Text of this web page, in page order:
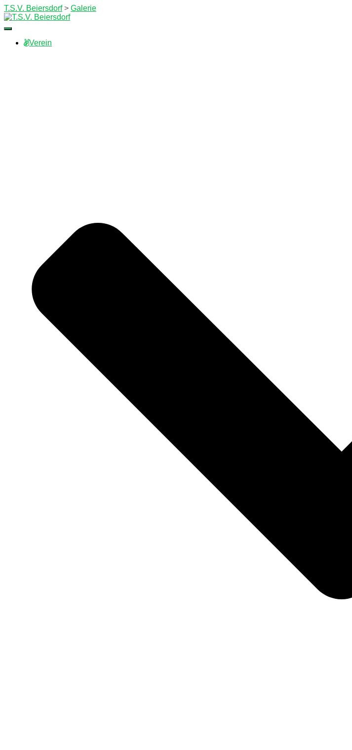
T.S.V. Beiersdorf> Galerie
Navigation
umschaltenVerein